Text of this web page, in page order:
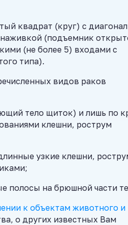
квадрат (круг) с
(подъемник
(не более 5) входами с
типа).
видов раков
тело щиток) и лишь по
клешни, рострум
узкие клешни,
полосы на брюшной части
к объектам животного и
о других известных Вам